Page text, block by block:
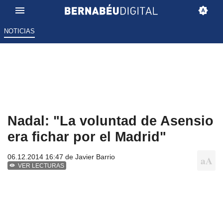
NOTICIAS
Nadal: "La voluntad de Asensio
era fichar por el Madrid"
06.12.2014 16:47 de Javier Barrio
VER LECTURAS